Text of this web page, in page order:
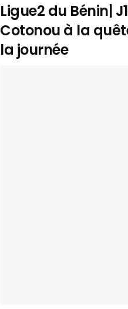
Ligue2 du Bénin|
Cotonou à la
la journée